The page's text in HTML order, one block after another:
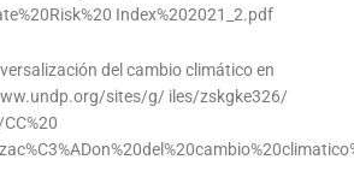
Index%202021_2.pdf
del cambio climático en
sites/g/ iles/zskgke326/